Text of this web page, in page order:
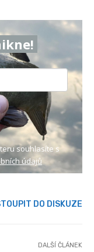
souhlasíte s
údajů
DO DISKUZE
DALŠÍ ČLÁNEK